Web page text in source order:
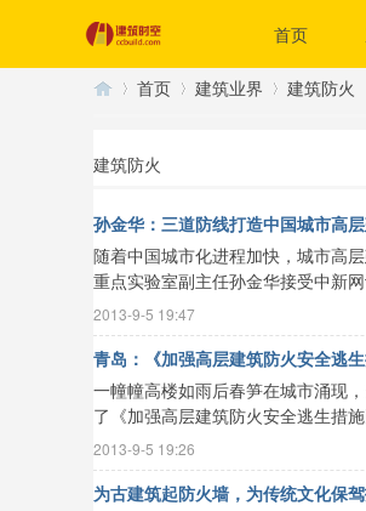
首页
首页 建筑业界 建筑防火
建筑防火
孙金华：三道防线打造中国城市高
随着中国城市化进程加快，城市高
重点实验室副主任孙金华接受中新
2013-9-5 19:47
青岛：《加强高层建筑防火安全逃
一幢幢高楼如雨后春笋在城市涌现
了《加强高层建筑防火安全逃生措
2013-9-5 19:26
为古建筑起防火墙，为传统文化保